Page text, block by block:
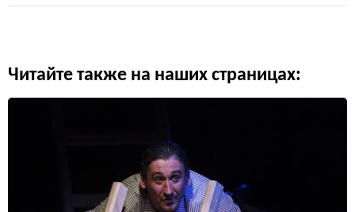
Читайте также на наших страницах: